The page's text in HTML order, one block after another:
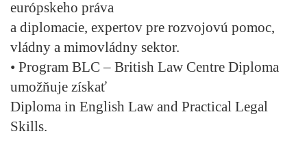
európskeho práva
a diplomacie, expertov pre rozvojovú pomoc,
vládny a mimovládny sektor.
• Program BLC – British Law Centre Diploma
umožňuje získať
Diploma in English Law and Practical Legal
Skills.